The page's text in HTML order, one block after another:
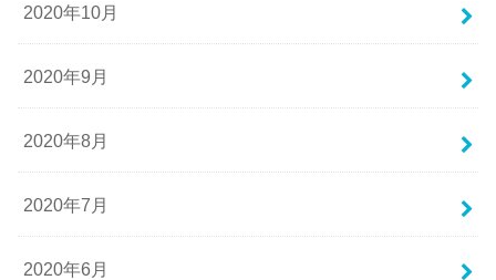
2020年10月
2020年9月
2020年8月
2020年7月
2020年6月